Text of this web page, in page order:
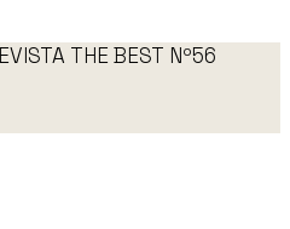
THE BEST Nº56